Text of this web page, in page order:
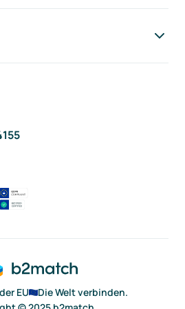
EU
Die Welt verbinden.